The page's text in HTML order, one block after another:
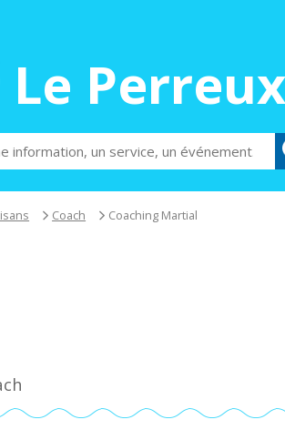
Le Perreux
Coach Coaching Martial